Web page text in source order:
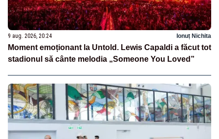
9 aug. 2026, 20:24 Ionuț Nichita
Moment emoționant la Untold. Lewis Capaldi a făcut tot
stadionul să cânte melodia „Someone You Loved”